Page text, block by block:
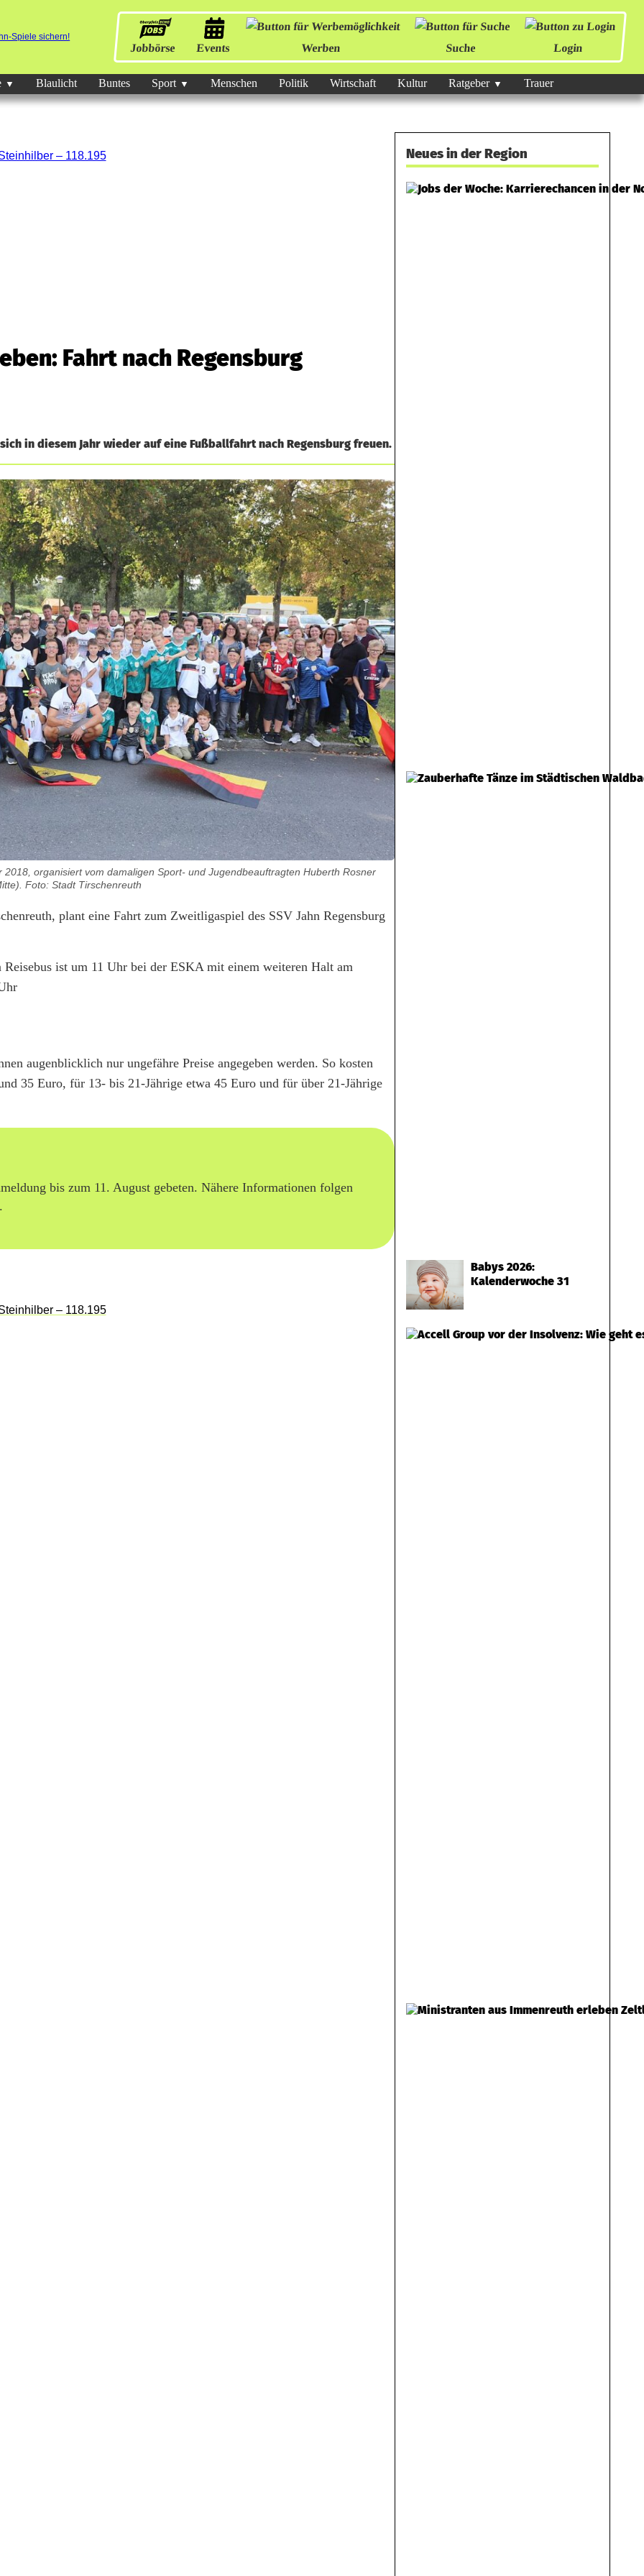
Jobbörse Events Werben Suche Login
Blaulicht Buntes Sport Menschen Politik Wirtschaft Kultur Ratgeber Trauer
Fahrt nach Regensburg
in diesem Jahr wieder auf eine Fußballfahrt nach Regensburg freuen.
organisiert vom damaligen Sport- und Jugendbeauftragten Huberth Rosner
Foto: Stadt Tirschenreuth
plant eine Fahrt zum Zweitligaspiel des SSV Jahn Regensburg
ist um 11 Uhr bei der ESKA mit einem weiteren Halt am
augenblicklich nur ungefähre Preise angegeben werden. So kosten
35 Euro, für 13- bis 21-Jährige etwa 45 Euro und für über 21-Jährige
bis zum 11. August gebeten. Nähere Informationen folgen
Neues in der Region
Babys 2026:
Kalenderwoche 31